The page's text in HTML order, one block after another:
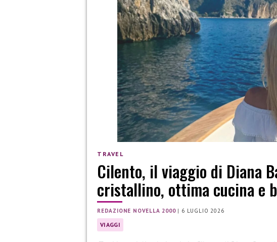
TRAVEL
Cilento, il viaggio di Diana
cristallino, ottima cucina e
REDAZIONE NOVELLA 2000| 6 LUGLIO 2026
VIAGGI